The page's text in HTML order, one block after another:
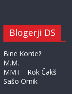
Blogerji DS
Bine Kordež
M.M.
MMT
Rok Čakš
Sašo Ornik